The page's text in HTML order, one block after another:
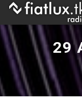
Skip
content
29